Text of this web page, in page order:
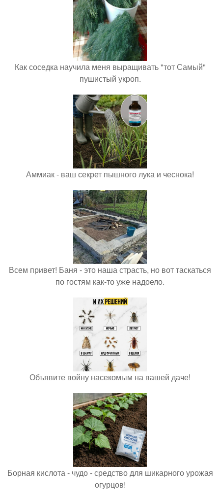
Как соседка научила меня выращивать "тот Самый"
пушистый укроп.
Аммиак - ваш секрет пышного лука и чеснока!
Всем привет! Баня - это наша страсть, но вот таскаться
по гостям как-то уже надоело.
Объявите войну насекомым на вашей даче!
Борная кислота - чудо - средство для шикарного урожая
огурцов!